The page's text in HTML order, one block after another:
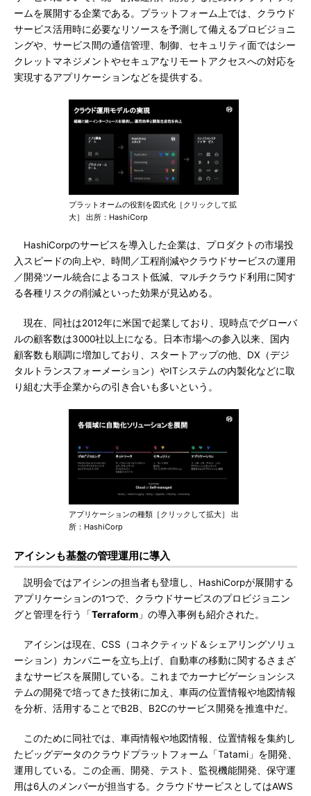
ームを展開する企業である。プラットフォーム上では、クラウド
サービス活用時に必要なリソースを予測して備えるプロビジョニ
ングや、サービス間の通信管理、制御、セキュリティ面ではシー
クレットマネジメントやセキュアなリモートアクセスへの対応を
実現するアプリケーションなどを提供する。
プラットオームの役割を図式化［クリックして拡
大］ 出所：HashiCorp
HashiCorpのサービスを導入した企業は、プロダクトの市場投
入スピードの向上や、時間／工程削減やクラウドサービスの運用
／開発ツール統合によるコスト低減、マルチクラウド利用に関す
る各種リスクの削減といった効果が見込める。
現在、同社は2012年に米国で起業しており、現時点でグローバ
ルの顧客数は3000社以上になる。日本市場への参入以来、国内
顧客数も順調に増加しており、スタートアップの他、DX（デジ
タルトランスフォーメーション）やITシステムの内製化などに取
り組む大手企業からの引き合いも多いという。
アプリケーションの種類［クリックして拡大］ 出
所：HashiCorp
アイシンも基盤の管理運用に導入
説明会ではアイシンの担当者も登壇し、HashiCorpが展開する
アプリケーションの1つで、クラウドサービスのプロビジョニン
グと管理を行う「Terraform 」の導入事例も紹介された。
アイシンは現在、CSS（コネクティッド＆シェアリングソリュ
ーション）カンパニーを立ち上げ、自動車の移動に関するさまざ
まなサービスを展開している。これまでカーナビゲーションシス
テムの開発で培ってきた技術に加え、車両の位置情報や地図情報
を分析、活用することでB2B、B2Cのサービス開発を推進中だ。
このために同社では、車両情報や地図情報、位置情報を集約し
たビッグデータのクラウドプラットフォーム「Tatami」を開発、
運用している。この企画、開発、テスト、監視機能開発、保守運
用は6人のメンバーが担当する。クラウドサービスとしてはAWS